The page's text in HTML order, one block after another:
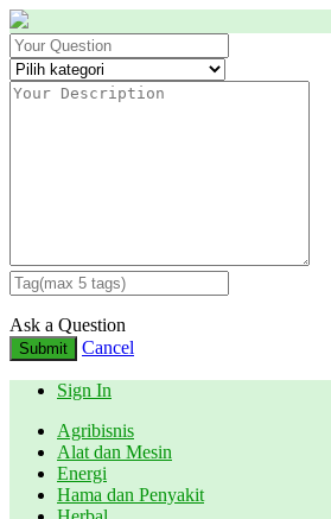
Ask a Question
Submit Cancel
Sign In
Agribisnis
Alat dan Mesin
Energi
Hama dan Penyakit